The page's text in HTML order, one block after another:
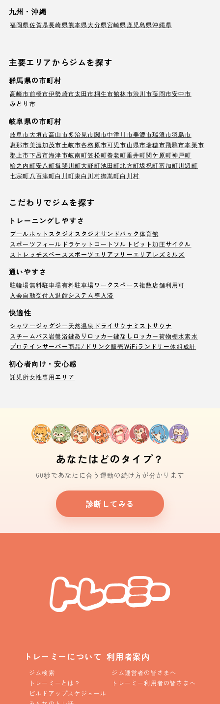
九州・沖縄
福岡県佐賀県長崎県熊本県大分県宮崎県 鹿児島県沖縄県
主要エリアからジムを探す
群馬県の市町村
高崎市前橋市伊勢崎市太田市桐生市館林市渋川市藤岡市安中市
みどり市
岐阜県の市町村
岐阜市大垣市高山市多治見市関市中津川市美濃市瑞浪市羽島市
恵那市美濃加茂市土岐市各務原市可児市山県市瑞穂市飛騨市本巣市
郡上市下呂市海津市岐南町笠松町養老町垂井町関ケ原町神戸町
輪之内町安八町揖斐川町大野町池田町北方町坂祝町富加町川辺町
七宗町 八百津町白川町東白川村御嵩町白川村
こだわりでジムを探す
トレーニングしやすさ
プールホットスタジオ スタジオサンドバック体育館
スポーツフィールド ラケットコート ソルトピット加圧サイクル
ストレッチスペース スポーツエリア フリーエリア レズミルズ
通いやすさ
駐輪場無料駐車場有料駐車場ワークスペース複数店舗利用可
入会自動受付 入退館システム導入済
快適性
シャワージャグジー天然温泉 ドライサウナ ミストサウナ
スチームバス岩盤浴鍵ありロッカー鍵なしロッカー荷物棚水素水
プロテインサーバー商品/ドリンク販売WiFi ランドリー体組成計
初心者向け・安心感
託児所女性専用エリア
あなたはどのタイプ？
60秒であなたに合う運動の続け方が分かります
診断してみる
トレーミーについて
ジム検索
トレーミーとは？
ビルドアップスケジュール
利用者案内
ジム運営者の皆さまへ
トレーミー利用者の皆さまへ